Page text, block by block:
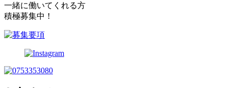
一緒に働いてくれる方
積極募集中！